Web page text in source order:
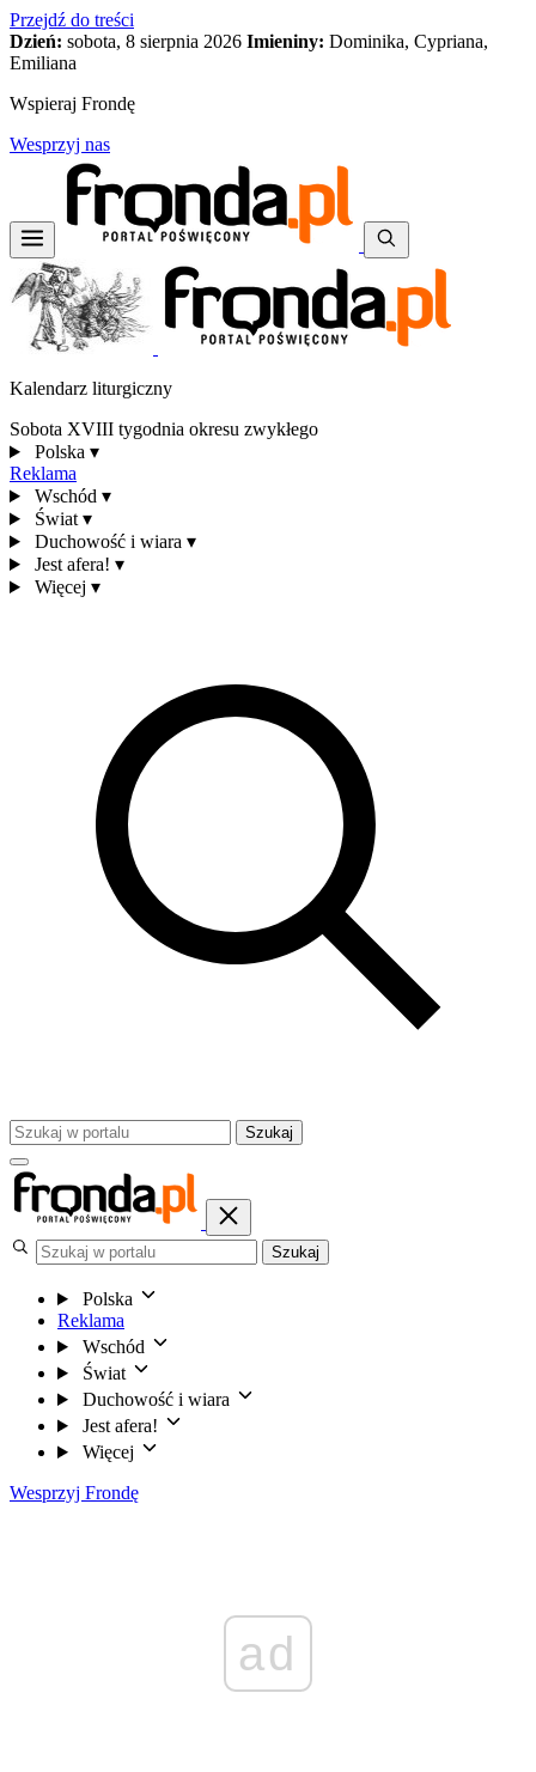
Przejdź do treści
Dzień: sobota, 8 sierpnia 2026 Imieniny: Dominika, Cypriana,
Emiliana
Wspieraj Frondę
Wesprzyj nas
Kalendarz liturgiczny
Sobota XVIII tygodnia okresu zwykłego
Polska ▾
Reklama
Wschód ▾
Świat ▾
Duchowość i wiara ▾
Jest afera! ▾
Więcej ▾
Szukaj
Szukaj
Polska
Reklama
Wschód
Świat
Duchowość i wiara
Jest afera!
Więcej
Wesprzyj Frondę
ad